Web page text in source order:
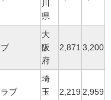
川
県
大
阪
府
2,871 3,200
ブ
埼
玉
2,219 2,959